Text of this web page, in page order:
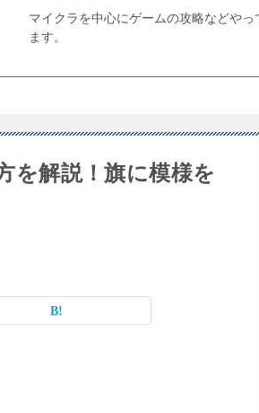
マイクラを中心にゲームの攻略などや
ます。
を解説！旗に模様を